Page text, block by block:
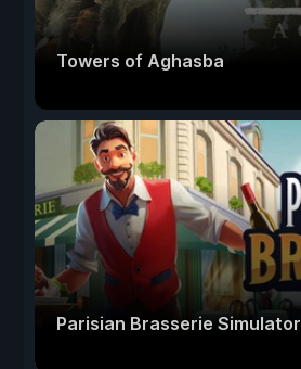
Towers of Aghasba
Parisian Brasserie Simulator